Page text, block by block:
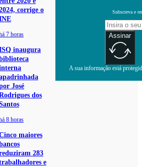
corrige o
7 horas
inaugura
José
dos
8 horas
maiores
283
e
Subscreva e
Assinar
A sua informação está